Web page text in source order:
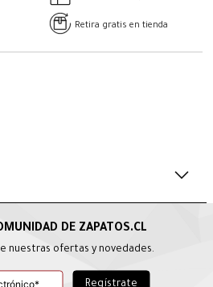
Retira gratis en tienda
nuestras ofertas y novedades.